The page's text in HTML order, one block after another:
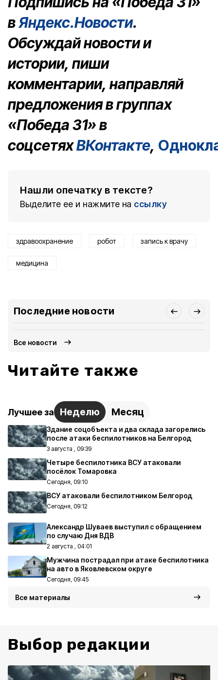
вЯндекс.Новости.
Обсуждай новости и
истории, пиши
комментарии, направляй
предложения в группах
«Победа 31» в
соцсетяхВКонтакте,
Нашли опечатку в тексте?
Выделите ее и нажмите на ссылку
здравоохранение робот запись к врачу
медицина
Последние новости
Все новости
Читайте также
Лучшее за Неделю Месяц
Здание соцобъекта и два склада загорелись
после атаки беспилотников на Белгород
3 августа , 09:39
Четыре беспилотника ВСУ атаковали
посёлок Томаровка
Сегодня, 09:10
ВСУ атаковали беспилотником Белгород
Сегодня, 09:12
Александр Шуваев выступил с обращением
по случаю Дня ВДВ
2 августа , 04:01
Мужчина пострадал при атаке беспилотника
на авто в Яковлевском округе
Сегодня, 09:45
Все материалы
Выбор редакции